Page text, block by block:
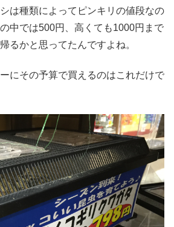
は種類によってピンキリの値段なの
中では500円、高くても1000円まで
るかと思ってたんですよね。
にその予算で買えるのはこれだけで